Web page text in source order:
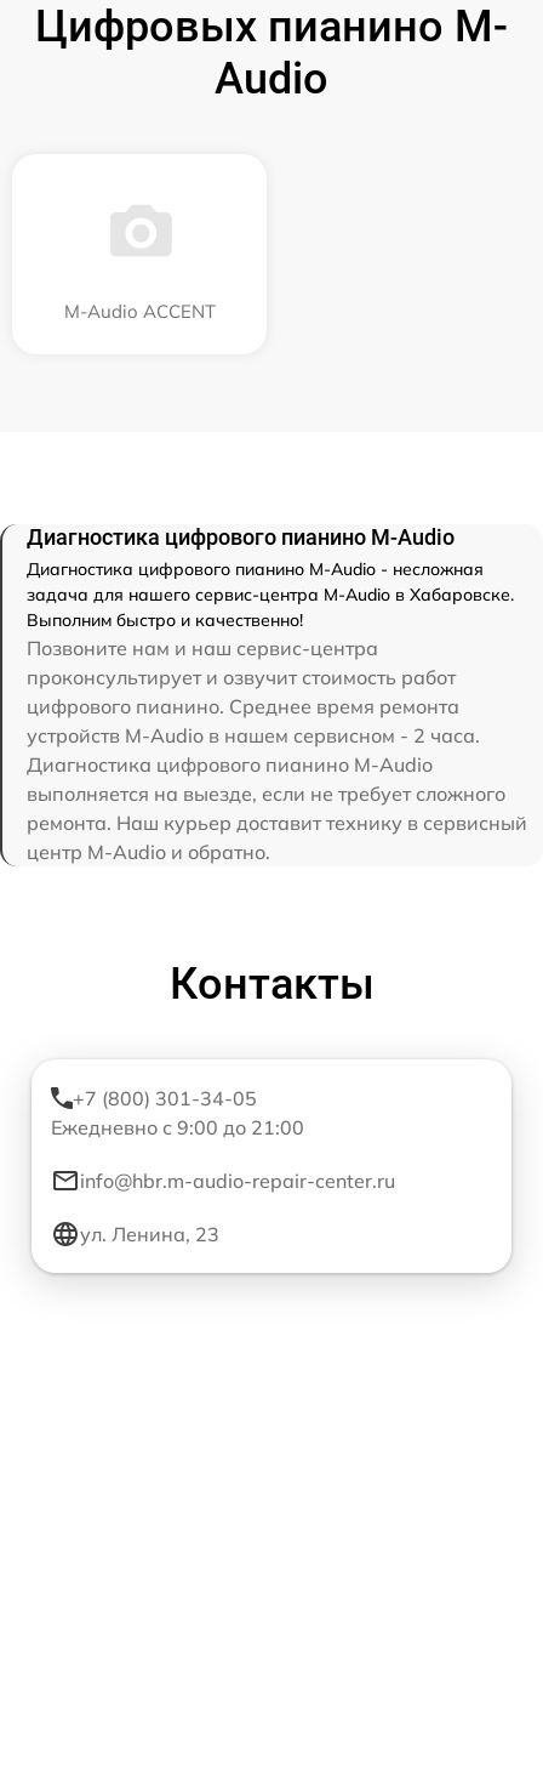
Цифровых пианино M-
Audio
M-Audio ACCENT
Диагностика цифрового пианино M-Audio
Диагностика цифрового пианино M-Audio - несложная
задача для нашего сервис-центра M-Audio в Хабаровске.
Выполним быстро и качественно!
Позвоните нам и наш сервис-центра
проконсультирует и озвучит стоимость работ
цифрового пианино. Среднее время ремонта
устройств M-Audio в нашем сервисном - 2 часа.
Диагностика цифрового пианино M-Audio
выполняется на выезде, если не требует сложного
ремонта. Наш курьер доставит технику в сервисный
центр M-Audio и обратно.
Контакты
+7 (800) 301-34-05
Ежедневно с 9:00 до 21:00
info@hbr.m-audio-repair-center.ru
ул. Ленина, 23